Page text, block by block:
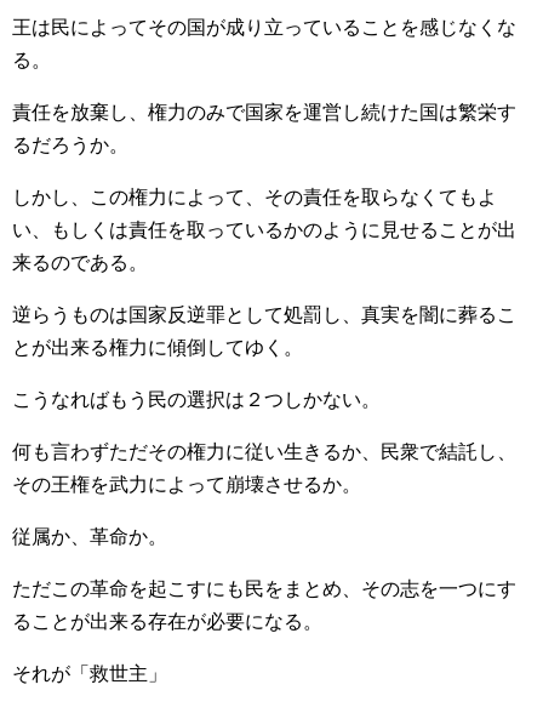
王は民によってその国が成り立っていることを感じなくな
る。
責任を放棄し、権力のみで国家を運営し続けた国は繁栄す
るだろうか。
しかし、この権力によって、その責任を取らなくてもよ
い、もしくは責任を取っているかのように見せることが出
来るのである。
逆らうものは国家反逆罪として処罰し、真実を闇に葬るこ
とが出来る権力に傾倒してゆく。
こうなればもう民の選択は２つしかない。
何も言わずただその権力に従い生きるか、民衆で結託し、
その王権を武力によって崩壊させるか。
従属か、革命か。
ただこの革命を起こすにも民をまとめ、その志を一つにす
ることが出来る存在が必要になる。
それが「救世主」